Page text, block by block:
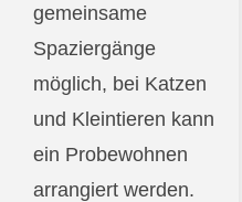
gemeinsame
Spaziergänge
möglich, bei Katzen
und Kleintieren kann
ein Probewohnen
arrangiert werden.